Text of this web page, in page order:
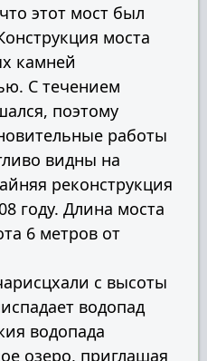
этот мост был
моста
камней
С течением
поэтому
работы
видны на
реконструкция
году. Длина моста
6 метров от
с высоты
водопад
водопада
озеро, приглашая